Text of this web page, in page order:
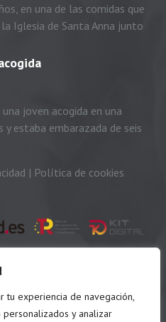
tu experiencia de navegación,
y analizar
en una de las comidas que
Iglesia de Santa Anna junto
joven acogida en una
estaba embarazada de seis
| Política de cookies